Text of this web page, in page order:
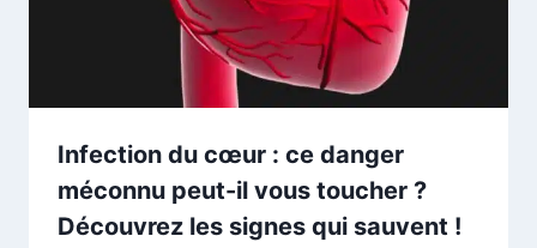
Infection du cœur : ce danger
méconnu peut-il vous toucher ?
Découvrez les signes qui sauvent !